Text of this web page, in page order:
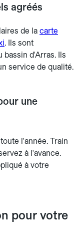
agréés
de la carte
. Ils sont
d'Arras. Ils
service de qualité.
une
l'année. Train
à l'avance.
à votre
pour votre